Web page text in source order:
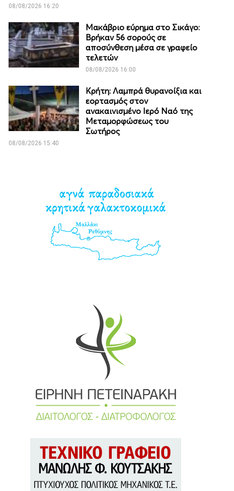
08/08/2026 16:20
Μακάβριο εύρημα στο Σικάγο:
Βρήκαν 56 σορούς σε
αποσύνθεση μέσα σε γραφείο
τελετών
08/08/2026 16:00
Κρήτη: Λαμπρά θυρανοίξια και
εορτασμός στον
ανακαινισμένο Ιερό Ναό της
Μεταμορφώσεως του
Σωτήρος
08/08/2026 15:40